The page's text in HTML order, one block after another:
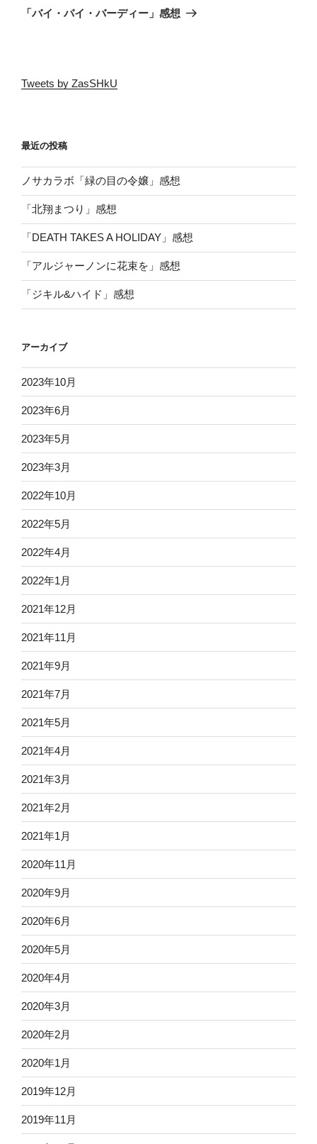
ゲ
ン
の
「バイ・バイ・バーディー」感想
Tweets by ZasSHkU
最近の投稿
ノサカラボ「緑の目の令嬢」感想
「北翔まつり」感想
「DEATH TAKES A HOLIDAY」感想
「アルジャーノンに花束を」感想
「ジキル&ハイド」感想
アーカイブ
2023年10月
2023年6月
2023年5月
2023年3月
2022年10月
2022年5月
2022年4月
2022年1月
2021年12月
2021年11月
2021年9月
2021年7月
2021年5月
2021年4月
2021年3月
2021年2月
2021年1月
2020年11月
2020年9月
2020年6月
2020年5月
2020年4月
2020年3月
2020年2月
2020年1月
2019年12月
2019年11月